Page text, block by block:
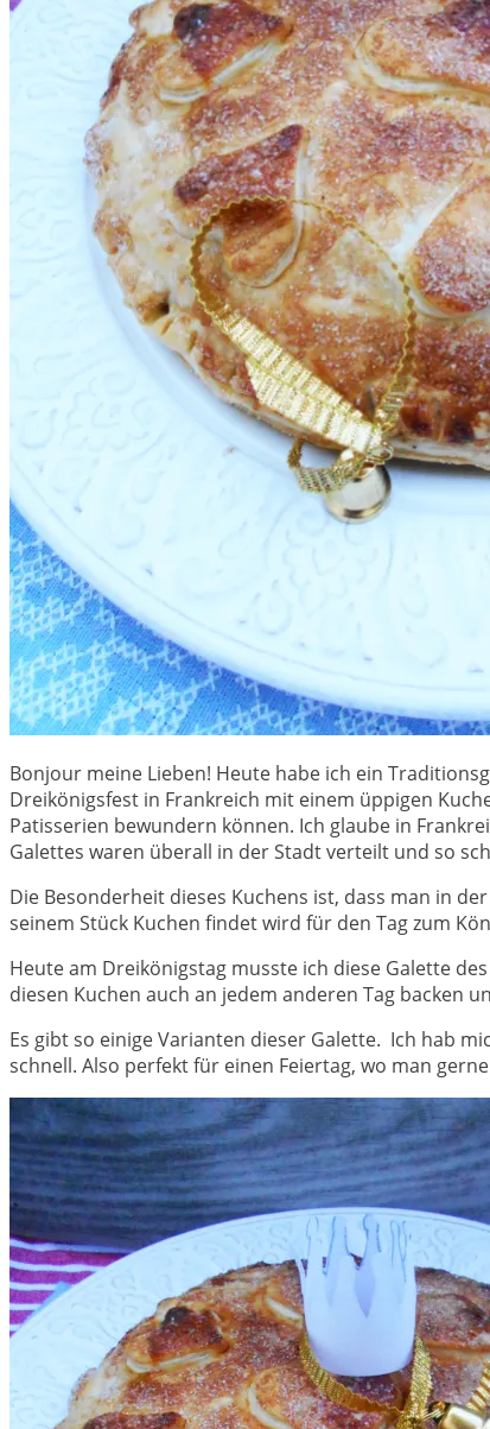
Bonjour meine Lieben! Heute habe ich ein
Dreikönigsfest in Frankreich mit einem üppigen
Patisserien bewundern können. Ich glaube in
Galettes waren überall in der Stadt verteilt und so
Die Besonderheit dieses Kuchens ist, dass man in
seinem Stück Kuchen findet wird für den Tag zum
Heute am Dreikönigstag musste ich diese Galette
diesen Kuchen auch an jedem anderen Tag backen
Es gibt so einige Varianten dieser Galette. Ich hab
schnell. Also perfekt für einen Feiertag, wo man